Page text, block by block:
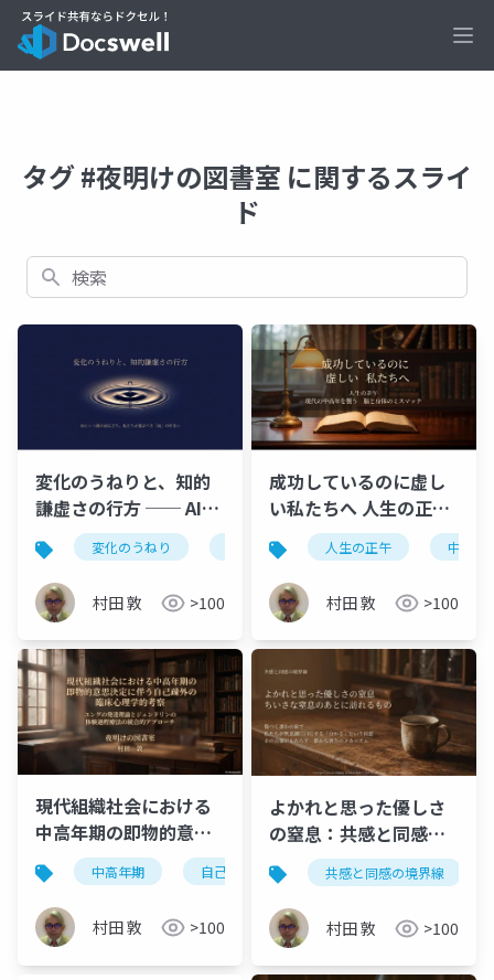
タグ #夜明けの図書室 に関するスライ
ド
検索
変化のうねりと、知的
謙虚さの行方 ── AIと
いう鏡の前に立ち、私
たちが選ぶべき「凪」
の佇まい
変化のうねり 知的謙虚さ 凪の佇まい
村田 敦 >100
成功しているのに虚し
い私たちへ 人生の正午
〜現代の中高年を襲う
脳と身体のミスマッ
チ〜
人生の正午 中高年
村田 敦 >100
現代組織社会における
中高年期の即物的意思
決定に伴う自己疎外の
臨床心理学的考察 〜ユ
ングの発達理論とジェ
ンドリンの体験過程療
法の統合的アプロー
中高年期 自己疎外 ユングの発達理論
村田 敦 >100
よかれと思った優しさ
の窒息：共感と同感の
境界線共感と同感の境界線
村田 敦 >100